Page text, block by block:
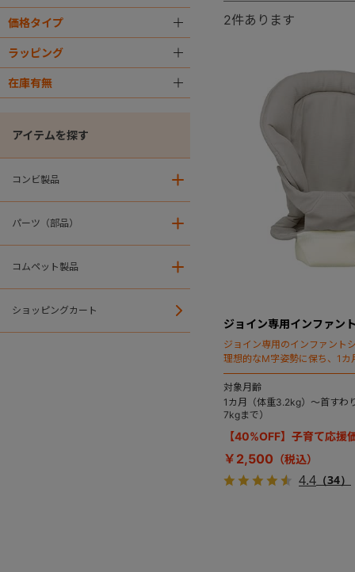
価格タイプ
ラッピング
在庫有無
アイテムを探す
コンビ製品
パーツ（部品）
コムペット製品
ショッピングカート
2件あります
ジョイン専用インファン
ジョイン専用のインファント
理想的なM字姿勢に保ち、1
らの抱っこをやさしくサポー
対象月齢
1カ月（体重3.2kg）～首すわ
7kgまで）
【40%OFF】子育て応援
￥2,500
4.4 （34）